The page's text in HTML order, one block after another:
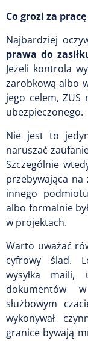
Co grozi za
Najbardziej
prawa do
Jeżeli kontrola
zarobkową albo
jego celem, ZUS
ubezpieczonego.
Nie jest to
naruszać
Szczególnie
przebywająca na
innego
albo formalnie
w projektach.
Warto uważać
cyfrowy ślad.
wysyłka maili,
dokumentów
służbowym
wykonywał
granice bywają